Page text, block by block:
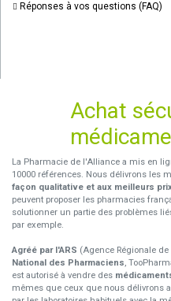
Réponses à vos questions (FAQ)
Achat
La Pharmacie de l'Alliance a mis en
10000 références. Nous délivrons les
façon qualitative et aux meilleurs
peuvent proposer les pharmacies
solutionner un partie des problèmes
par exemple.
Agréé par l'ARS (Agence Régionale de
National des Pharmaciens,
est autorisé à vendre des
mêmes que ceux que nous délivrons